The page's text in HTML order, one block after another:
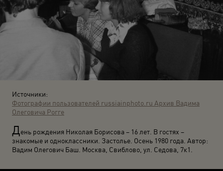
Источники:
Фотографии пользователей russiainphoto.ru Архив Вадима
Олеговича Рогге
День рождения Николая Борисова – 16 лет. В гостях –
знакомые и одноклассники. Застолье. Осень 1980 года. Автор:
Вадим Олегович Баш. Москва, Свиблово, ул. Седова, 7к1.